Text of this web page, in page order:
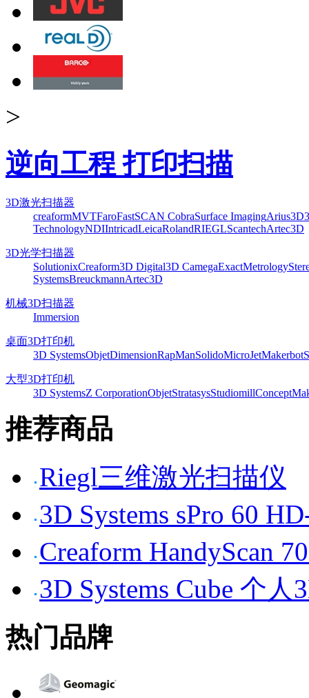
>
逆向工程 打印扫描
3D激光扫描器
creaformMVTFaroFastSCAN CobraSurface ImagingArius3D
TechnologyNDIIntricadLeicaRolandRIEGLScantechArtec3D
3D光学扫描器
SolutionixCreaform3D Digital3D CamegaExactMetrology
SystemsBreuckmannArtec3D
机械3D扫描器
Immersion
桌面3D打印机
3D SystemsObjetDimensionRapManSolidoMicroJetMakerbot
大型3D打印机
3D SystemsZ CorporationObjetStratasysStudiomillConcept
推荐商品
Riegl三维激光扫描仪
3D Systems sPro 60
Creaform HandyScan
3D Systems Cube 个人
热门品牌